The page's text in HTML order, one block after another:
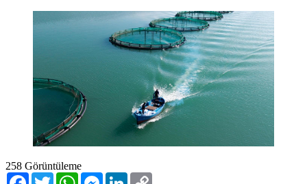
258 Görüntüleme
Facebook
TwitterWhatsAppMessenger
LinkedIn